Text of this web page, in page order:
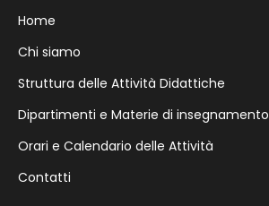
Home
Chi siamo
Struttura delle Attività Didattiche
Dipartimenti e Materie di insegnamento
Orari e Calendario delle Attività
Contatti